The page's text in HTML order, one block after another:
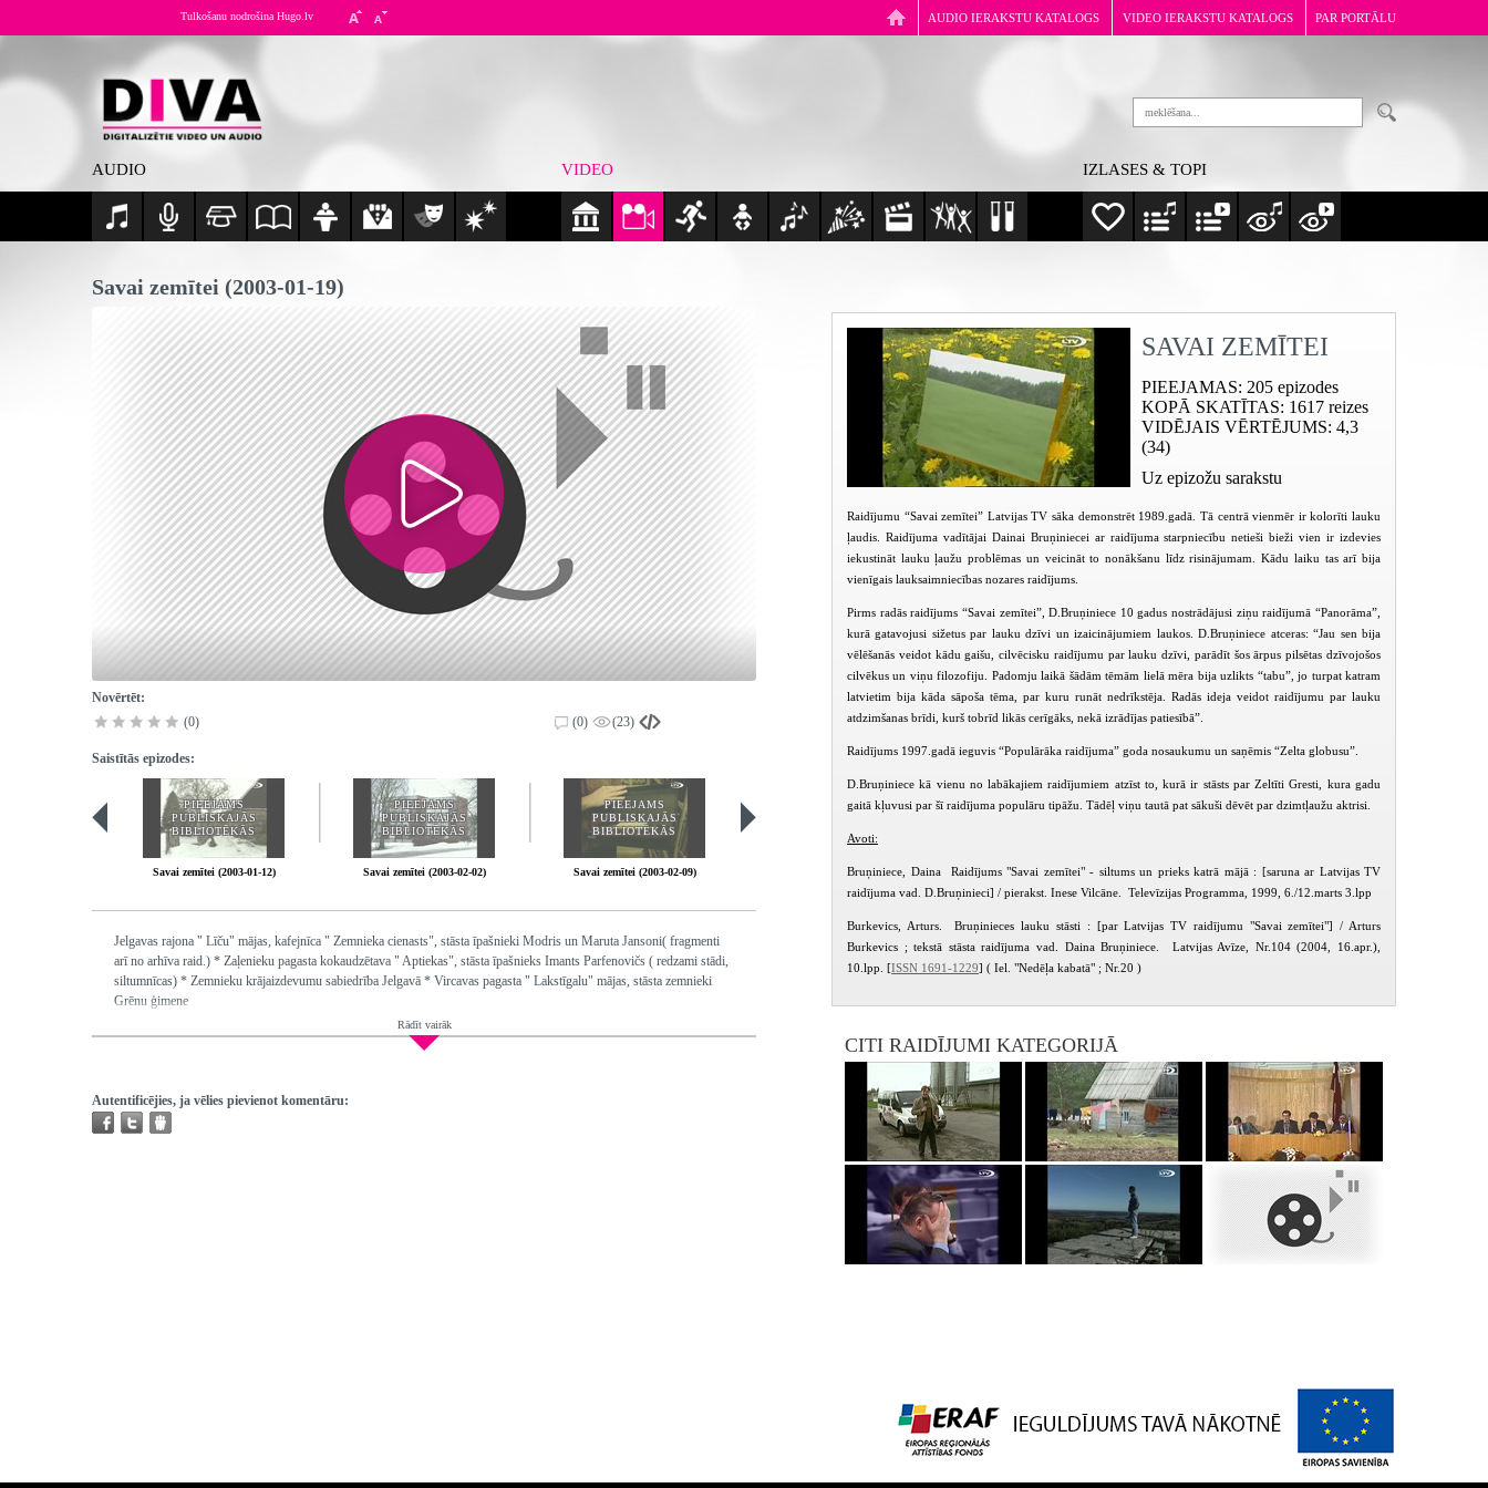
AUDIO IERAKSTU KATALOGS VIDEO IERAKSTU KATALOGS PAR PORTĀLU
Tulkošanu nodrošina Hugo.lv
AUDIO VIDEO IZLASES & TOPI
Savai zemītei (2003-01-19)
Novērtēt:
(0)
(0) (23)
Saistītās epizodes:
PIEEJAMS
PUBLISKAJĀS
BIBLIOTĒKĀS
Savai zemītei (2003-01-12)
PIEEJAMS
PUBLISKAJĀS
BIBLIOTĒKĀS
Savai zemītei (2003-02-02)
PIEEJAMS
PUBLISKAJĀS
BIBLIOTĒKĀS
Savai zemītei (2003-02-09)
PIEEJAMS
Savai zemītei (2003-02-16)
PIEEJAMS
Savai zemītei (2003-03-06) Savai zemītei (2003-03-09)
Jelgavas rajona " Līču" mājas, kafejnīca " Zemnieka cienasts", stāsta īpašnieki Modris un Maruta Jansoni( fragmenti
arī no arhīva raid.) * Zaļenieku pagasta kokaudzētava " Aptiekas", stāsta īpašnieks Imants Parfenovičs ( redzami stādi,
siltumnīcas) * Zemnieku krājaizdevumu sabiedrība Jelgavā * Vircavas pagasta " Lakstīgalu" mājas, stāsta zemnieki
Grēnu ģimene
Ētera datumi:2003-01-19; 2003-01-23
Jānis, Čigāne Rita, Parfenovičs Imants, Grēna Inga, Grēna Ilga
Producents: Bruņiniece Daina
Režisors:Veselovska Baiba
Rādīt vairāk
Autentificējies, ja vēlies pievienot komentāru:
SAVAI ZEMĪTEI
PIEEJAMAS: 205 epizodes
KOPĀ SKATĪTAS: 1617 reizes
VIDĒJAIS VĒRTĒJUMS: 4,3
(34)
Uz epizožu sarakstu
Raidījumu “Savai zemītei” Latvijas TV sāka demonstrēt 1989.gadā. Tā centrā vienmēr ir kolorīti lauku
ļaudis. Raidījuma vadītājai Dainai Bruņiniecei ar raidījuma starpniecību netieši bieži vien ir izdevies
iekustināt lauku ļaužu problēmas un veicināt to nonākšanu līdz risinājumam. Kādu laiku tas arī bija
vienīgais lauksaimniecības nozares raidījums.
Pirms radās raidījums “Savai zemītei”, D.Bruņiniece 10 gadus nostrādājusi ziņu raidījumā “Panorāma”,
kurā gatavojusi sižetus par lauku dzīvi un izaicinājumiem laukos. D.Bruņiniece atceras: “Jau sen bija
vēlēšanās veidot kādu gaišu, cilvēcisku raidījumu par lauku dzīvi, parādīt šos ārpus pilsētas dzīvojošos
cilvēkus un viņu filozofiju. Padomju laikā šādām tēmām lielā mēra bija uzlikts “tabu”, jo turpat katram
latvietim bija kāda sāpoša tēma, par kuru runāt nedrīkstēja. Radās ideja veidot raidījumu par lauku
atdzimšanas brīdi, kurš tobrīd likās cerīgāks, nekā izrādījas patiesībā”.
Raidījums 1997.gadā ieguvis “Populārāka raidījuma” goda nosaukumu un saņēmis “Zelta globusu”.
D.Bruņiniece kā vienu no labākajiem raidījumiem atzīst to, kurā ir stāsts par Zeltīti Gresti, kura gadu
gaitā kļuvusi par šī raidījuma populāru tipāžu. Tādēļ viņu tautā pat sākuši dēvēt par dzimtļaužu aktrisi.
Avoti:
Bruņiniece, Daina Raidījums "Savai zemītei" - siltums un prieks katrā mājā : [saruna ar Latvijas TV
raidījuma vad. D.Bruņinieci] / pierakst. Inese Vilcāne. Televīzijas Programma, 1999, 6./12.marts 3.lpp
Burkevics, Arturs. Bruņinieces lauku stāsti : [par Latvijas TV raidījumu "Savai zemītei"] / Arturs
Burkevics ; tekstā stāsta raidījuma vad. Daina Bruņiniece. Latvijas Avīze, Nr.104 (2004, 16.apr.),
10.lpp. [ISSN 1691-1229] ( Iel. "Nedēļa kabatā" ; Nr.20 )
CITI RAIDĪJUMI KATEGORIJĀ